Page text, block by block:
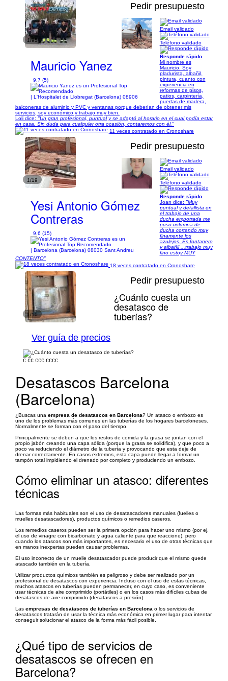
1/95
Pedir presupuesto
Mauricio Yanez
9,7 (5)
| L'Hospitalet de Llobregat (Barcelona) 08906
Email validado
Teléfono validado
Responde rápido
Mi nombre es
Mauricio. Soy
pladurista, albañil,
pintura, cuanto con
experiencia en
reformas de pisos,
patios, carpintería,
puertas de madera,
balconeras de aluminio y PVC y ventanas porque deberían de obtener mis
servicios, soy económico y trabajo muy bien.
Loli dice: "Un gran profesional, puntual y se adaptó al horario en el cual podía estar
en casa. Sin duda para cualquier otra ocasión, contaremos con él."
11 veces contratado en Cronoshare
1/19
Pedir presupuesto
Yesi Antonio Gómez
Contreras
9,6 (15)
| Barcelona (Barcelona) 08030 Sant Andreu
Email validado
Teléfono validado
Responde rápido
Joan dice: "Muy
puntual y detallista en
el trabajo de una
ducha empotrada me
puso columna de
ducha cortando muy
finamente los
azulejos. Es fontanero
y albañil ...trabajo muy
fino estoy MUY
CONTENTO"
18 veces contratado en Cronoshare
1/10
Pedir presupuesto
¿Cuánto cuesta un
desatasco de
tuberías?
Ver guía de precios
€ €€ €€€ €€€€
Desatascos Barcelona
(Barcelona)
¿Buscas una empresa de desatascos en Barcelona? Un atasco o embozo es
uno de los problemas más comunes en las tuberías de los hogares barceloneses.
Normalmente se forman con el paso del tiempo.
Principalmente se deben a que los restos de comida y la grasa se juntan con el
propio jabón creando una capa sólida (porque la grasa se solidifica), y que poco a
poco va reduciendo el diámetro de la tubería y provocando que esta deje de
drenar correctamente. En casos extremos, esta capa puede llegar a formar un
tampón total impidiendo el drenado por completo y produciendo un embozo.
Cómo eliminar un atasco: diferentes
técnicas
Las formas más habituales son el uso de desatascadores manuales (fuelles o
muelles desatascadores), productos químicos o remedios caseros.
Los remedios caseros pueden ser la primera opción para hacer uno mismo (por ej.
el uso de vinagre con bicarbonato y agua caliente para que reaccione), pero
cuando los atascos son más importantes, es necesario el uso de otras técnicas que
en manos inexpertas pueden causar problemas.
El uso incorrecto de un muelle desatascador puede producir que el mismo quede
atascado también en la tubería.
Utilizar productos químicos también es peligroso y debe ser realizado por un
profesional de desatascos con experiencia. Incluso con el uso de estas técnicas,
muchos atascos en tuberías pueden permanecer, en cuyo caso, es conveniente
usar técnicas de aire comprimido (portátiles) o en los casos más difíciles cubas de
desatascos de aire comprimido (desatascos a presión).
Las empresas de desatascos de tuberías en Barcelona o los servicios de
desatascos tratarán de usar la técnica más económica en primer lugar para intentar
conseguir solucionar el atasco de la forma más fácil posible.
¿Qué tipo de servicios de
desatascos se ofrecen en
Barcelona?